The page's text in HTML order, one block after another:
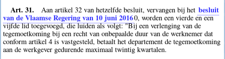
Art. 31. Aan artikel 32 van hetzelfde besluit, vervangen bij het besluit
van de Vlaamse Regering van 10 juni 20160, worden een vierde en een
vijfde lid toegevoegd, die luiden als volgt: "Bij een verlenging van de
tegemoetkoming bij een recht van onbepaalde duur van de werknemer dat
conform artikel 4 is vastgesteld, betaalt het departement de tegemoetkoming
aan de werkgever gedurende maximaal twintig kwartalen.